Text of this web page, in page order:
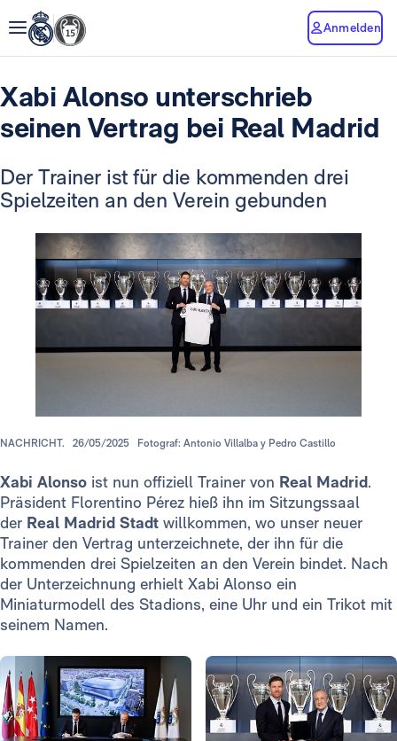
Anmelden
Xabi Alonso unterschrieb
seinen Vertrag bei Real Madrid
Der Trainer ist für die kommenden drei
Spielzeiten an den Verein gebunden
NACHRICHT. 26/05/2025 Fotograf: Antonio Villalba y Pedro Castillo
Xabi Alonso ist nun offiziell Trainer von Real Madrid.
Präsident Florentino Pérez hieß ihn im Sitzungssaal
der Real Madrid Stadt willkommen, wo unser neuer
Trainer den Vertrag unterzeichnete, der ihn für die
kommenden drei Spielzeiten an den Verein bindet. Nach
der Unterzeichnung erhielt Xabi Alonso ein
Miniaturmodell des Stadions, eine Uhr und ein Trikot mit
seinem Namen.